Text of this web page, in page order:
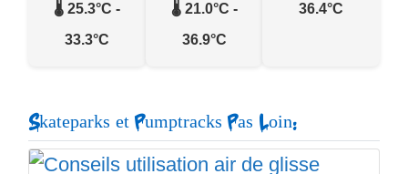
🌡️ 25.3°C -
33.3°C
🌡️ 21.0°C -
36.9°C
36.4°C
Skateparks et Pumptracks Pas Loin: